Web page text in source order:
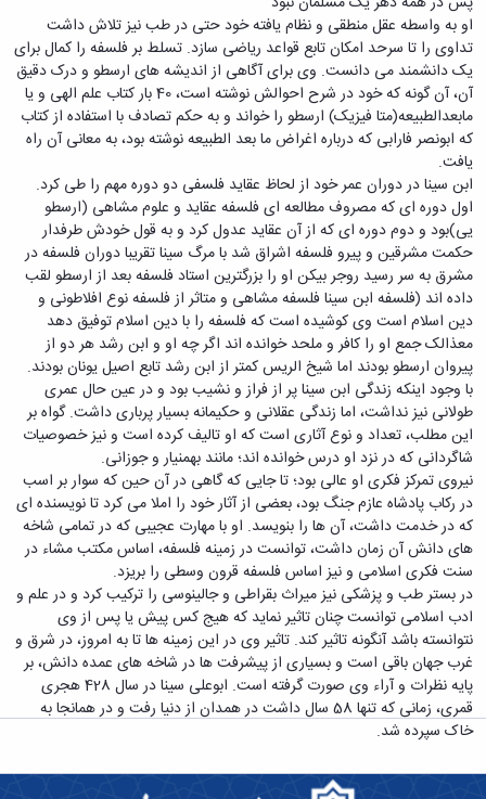
او به واسطه عقل منطقی و نظام یافته خود حتی در طب نیز تلاش داشت
تداوی را تا سرحد امکان تابع قواعد ریاضی سازد. تسلط بر فلسفه را کمال برای
یک دانشمند می دانست. وی برای آگاهی از اندیشه های ارسطو و درک دقیق
آن،‌ آن گونه که خود در شرح احوالش نوشته است، 40 بار کتاب علم الهی و یا
مابعدالطبیعه(متا فیزیک) ارسطو را خواند و به حکم تصادف با استفاده از کتاب
که ابونصر فارابی که درباره اغراض ما بعد الطبیعه نوشته بود، به معانی آن راه
یافت.
ابن سینا در دوران عمر خود از لحاظ عقاید فلسفی دو دوره مهم را طی کرد.
اول دوره ای که مصروف مطالعه ای فلسفه عقاید و علوم مشاهی (ارسطو
یی)بود و دوم دوره ای که از آن عقاید عدول کرد و به قول خودش طرفدار
حکمت مشرقین و پیرو فلسفه اشراق شد با مرگ سینا تقریبا دوران فلسفه در
مشرق به سر رسید روجر بیکن او را بزرگترین استاد فلسفه بعد از ارسطو لقب
داده اند (فلسفه ابن سینا فلسفه مشاهی و متاثر از فلسفه نوع افلاطونی و
دین اسلام است وی کوشیده است که فلسفه را با دین اسلام توفیق دهد
معذالک جمع او را کافر و ملحد خوانده اند اگر چه او و ابن رشد هر دو از
پیروان ارسطو بودند اما شیخ الریس کمتر از ابن رشد تابع اصیل یونان بودند.
با وجود اینکه زندگی ابن سینا پر از فراز و نشیب بود و در عین حال عمری
طولانی نیز نداشت، اما زندگی عقلانی و حکیمانه بسیار پرباری داشت. گواه بر
این مطلب، تعداد و نوع آثاری است که او تالیف کرده است و نیز خصوصیات
شاگردانی که در نزد او درس خوانده اند؛ مانند بهمنیار و جوزانی.
نیروی تمرکز فکری او عالی بود؛ تا جایی که گاهی در آن حین که سوار بر اسب
در رکاب پادشاه عازم جنگ بود، بعضی از آثار خود را املا می کرد تا نویسنده ای
که در خدمت داشت، آن ها را بنویسد. او با مهارت عجیبی که در تمامی شاخه
های دانش آن زمان داشت، توانست در زمینه فلسفه، اساس مکتب مشاء در
سنت فکری اسلامی و نیز اساس فلسفه قرون وسطی را بریزد.
در بستر طب و پزشکی نیز میراث بقراطی و جالینوسی را ترکیب کرد و در علم و
ادب اسلامی توانست چنان تاثیر نماید که هیج کس پیش یا پس از وی
نتوانسته باشد آنگونه تاثیر کند. تاثیر وی در این زمینه ها تا به امروز، در شرق و
غرب جهان باقی است و بسیاری از پیشرفت ها در شاخه های عمده دانش، بر
پایه نظرات و آراء وی صورت گرفته است. ابوعلی سینا در سال 428 هجری
قمری، زمانی که تنها 58 سال داشت در همدان از دنیا رفت و در همانجا به
خاک سپرده شد.